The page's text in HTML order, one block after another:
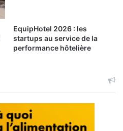
EquipHotel 2026 : les
startups au service de la
performance hôtelière